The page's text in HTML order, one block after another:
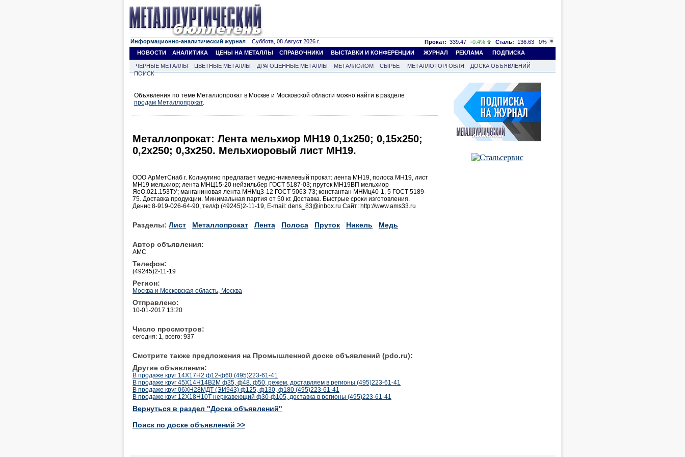
Информационно-аналитический журнал Суббота, 08 Август 2026 г. Прокат: 339.47 +0.4% Сталь: 136.63
0%
НОВОСТИ
АНАЛИТИКА ЦЕНЫ НА МЕТАЛЛЫ СПРАВОЧНИКИ ВЫСТАВКИ И КОНФЕРЕНЦИИ ЖУРНАЛ РЕКЛАМА ПОДПИСКА
ЧЕРНЫЕ МЕТАЛЛЫ ЦВЕТНЫЕ МЕТАЛЛЫ ДРАГОЦЕННЫЕ МЕТАЛЛЫ МЕТАЛЛОЛОМ СЫРЬЕ МЕТАЛЛОТОРГОВЛЯ
ДОСКА ОБЪЯВЛЕНИЙ
ПОИСК
Объявления по теме Металлопрокат в Москве и Московской области можно найти в разделе
продам Металлопрокат.
Металлопрокат: Лента мельхиор МН19 0,1х250; 0,15х250;
0,2х250; 0,3х250. Мельхиоровый лист МН19.
ООО АрМетСнаб г. Кольчугино предлагает медно-никелевый прокат: лента МН19, полоса МН19, лист
МН19 мельхиор; лента МНЦ15-20 нейзильбер ГОСТ 5187-03; пруток МН19ВП мельхиор
ЯеО.021.153ТУ; манганиновая лента МНМц3-12 ГОСТ 5063-73; константан МНМц40-1, 5 ГОСТ 5189-
75. Доставка продукции. Минимальная партия от 50 кг. Доставка. Быстрые сроки изготовления.
Денис 8-919-026-64-90, тел/ф (49245)2-11-19, Е-mail: dens_83@inbox.ru Сайт: http://www.ams33.ru
Разделы: Лист Металлопрокат Лента Полоса Пруток Никель Медь
Автор объявления:
АМС
Телефон:
(49245)2-11-19
Регион:
Москва и Московская область, Москва
Отправлено:
10-01-2017 13:20
Число просмотров:
сегодня: 1, всего: 937
Смотрите также предложения на Промышленной доске объявлений (pdo.ru):
Другие объявления:
В продаже круг 14Х17Н2 ф12-ф60 (495)223-61-41
В продаже круг 45Х14Н14В2М ф35, ф48, ф50, режем, доставляем в регионы (495)223-61-41
В продаже круг 06ХН28МДТ (ЭИ943) ф125, ф130, ф180 (495)223-61-41
В продаже круг 12Х18Н10Т нержавеющий ф30-ф105, доставка в регионы (495)223-61-41
Вернуться в раздел "Доска объявлений"
Поиск по доске объявлений >>